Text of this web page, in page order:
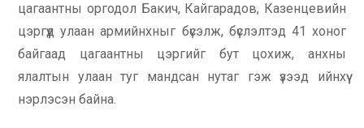
цагаантны оргодол Бакич, Кайгарадов, Казенцевийн
цэргүүд улаан армийнхныг бүсэлж, бүслэлтэд 41 хоног
байгаад цагаантны цэргийг бут цохиж, анхны
ялалтын улаан туг мандсан нутаг гэж үзээд ийнхүү
нэрлэсэн байна.